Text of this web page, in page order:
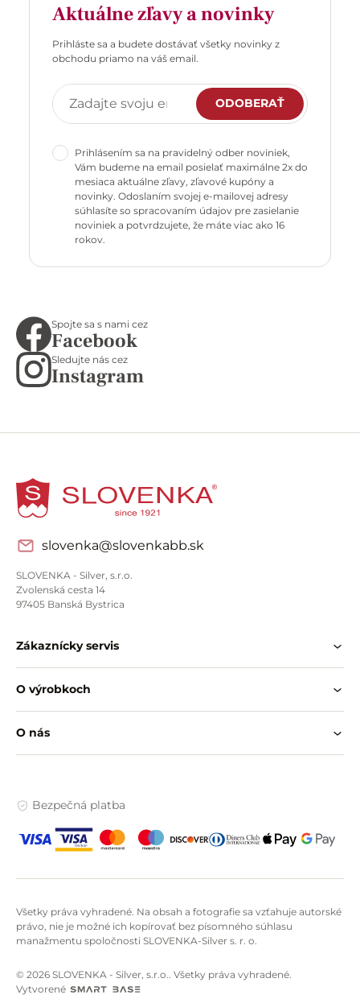
Aktuálne zľavy a novinky
Prihláste sa a budete dostávať všetky novinky z
obchodu priamo na váš email.
ODOBERAŤ
Prihlásením sa na pravidelný odber noviniek,
Vám budeme na email posielať maximálne 2x do
mesiaca aktuálne zľavy, zľavové kupóny a
novinky. Odoslaním svojej e-mailovej adresy
súhlasíte so spracovaním údajov pre zasielanie
noviniek a potvrdzujete, že máte viac ako 16
rokov.
Spojte sa s nami cez
Facebook
Sledujte nás cez
Instagram
slovenka@slovenkabb.sk
SLOVENKA - Silver, s.r.o.
Zvolenská cesta 14
97405 Banská Bystrica
Zákaznícky servis
O výrobkoch
O nás
Bezpečná platba
Všetky práva vyhradené. Na obsah a fotografie sa vzťahuje autorské
právo, nie je možné ich kopírovať bez písomného súhlasu
manažmentu spoločnosti SLOVENKA-Silver s. r. o.
© 2026 SLOVENKA - Silver, s.r.o.. Všetky práva vyhradené.
Vytvorené